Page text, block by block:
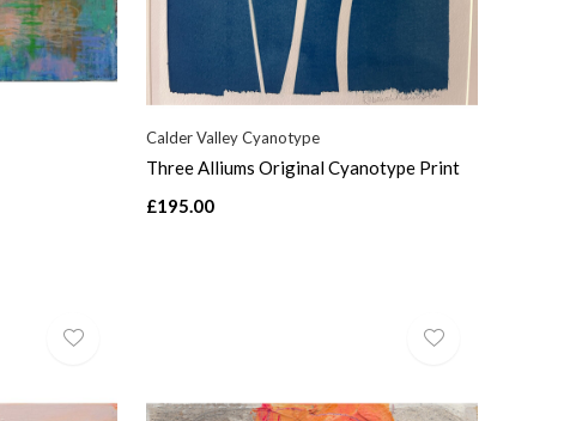
Calder Valley Cyanotype
Three Alliums Original Cyanotype Print
£195.00